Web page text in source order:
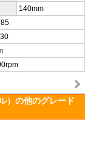
140mm
）の他のグレード